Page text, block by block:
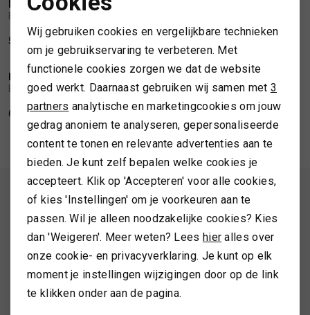
TASSEN
TOPS EN SHIRTS
TRUIEN
/2
BARBOUR
Barbour Welton scarf
59,99 59,99
Barbour Tartan scarf brown
69,99 59,99
ALTIJD ALS EERSTE OP DE HOOGTE ZIJN?
Schrijf je in en ontvang 10% korting op je 1e bestelling
AANMELDEN
Noodzakelijke cookies
Analytische cookies
Marketing cookies
Wij gebruiken cookies en vergelijkbare technieken
om je gebruikservaring te verbeteren. Met
functionele cookies zorgen we dat de website
goed werkt. Daarnaast gebruiken wij samen met 3
partners analytische en marketingcookies om jouw
gedrag anoniem te analyseren, gepersonaliseerde
content te tonen en relevante advertenties aan te
bieden. Je kunt zelf bepalen welke cookies je
accepteert. Klik op 'Accepteren' voor alle cookies,
of kies 'Instellingen' om je voorkeuren aan te
passen. Wil je alleen noodzakelijke cookies? Kies
dan 'Weigeren'. Meer weten? Lees hier alles over
onze cookie- en privacyverklaring. Je kunt op elk
moment je instellingen wijzigingen door op de link
te klikken onder aan de pagina.